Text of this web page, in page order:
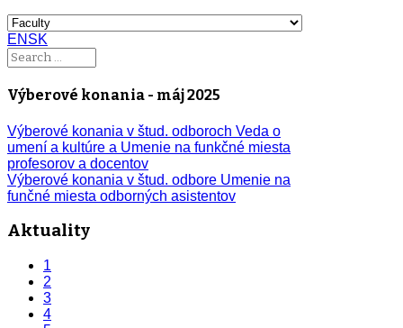
EN SK
Výberové konania - máj 2025
Výberové konania v štud. odboroch Veda o
umení a kultúre a Umenie na funkčné miesta
profesorov a docentov
Výberové konania v štud. odbore Umenie na
funčné miesta odborných asistentov
Aktuality
1
2
3
4